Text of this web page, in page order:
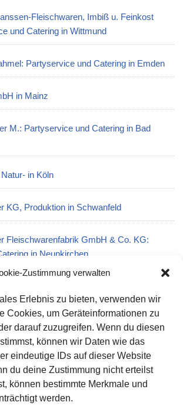
Zustimmung verwalten
Erlebnis zu bieten, verwenden wir
Cookies, um Geräteinformationen zu
darauf zuzugreifen. Wenn du diesen
können wir Daten wie das
eindeutige IDs auf dieser Website
du deine Zustimmung nicht erteilst
können bestimmte Merkmale und
werden.
Fleischwaren, Imbiß u. Feinkost
und Catering in Wittmund
Partyservice und Catering in Emden
in Mainz
M.: Partyservice und Catering in Bad
in Köln
KG, Produktion in Schwanfeld
Fleischwarenfabrik GmbH & Co. KG:
in Neunkirchen
L.: Partyservice und Catering in Sankt